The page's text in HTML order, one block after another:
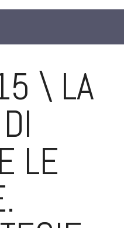
\ LA
LE